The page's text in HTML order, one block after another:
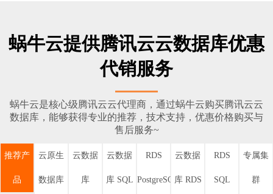
蜗牛云提供腾讯云云数据库优惠
代销服务
蜗牛云是核心级腾讯云云代理商，通过蜗牛云购买腾讯云云
数据库，能够获得专业的推荐，技术支持，优惠价格购买与
售后服务~
推荐产
品
云原生
数据库
云数据
库
云数据
库 SQL
RDS
PostgreSQL
云数据
库 RDS
RDS
SQL
专属集
群